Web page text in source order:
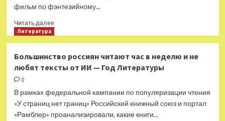
фильм по фэнтезийному...
Читать далееПрочитать
русского
кинофэнтези:
перезапустят,
«Иных»
экранизируют
—
Литература
Большинство россиян читают час в неделю и не
любят тексты от ИИ — Год Литературы
0
В рамках федеральной кампании по популяризации чтения
«У страниц нет границ» Российский книжный союз и портал
«Рамблер» проанализировали, какие книги...